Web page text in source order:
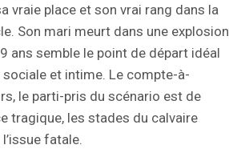
vraie place et son vrai rang dans la
Son mari meurt dans une explosion
ans semble le point de départ idéal
et intime. Le compte-à-
le parti-pris du scénario est de
tragique, les stades du calvaire
fatale.